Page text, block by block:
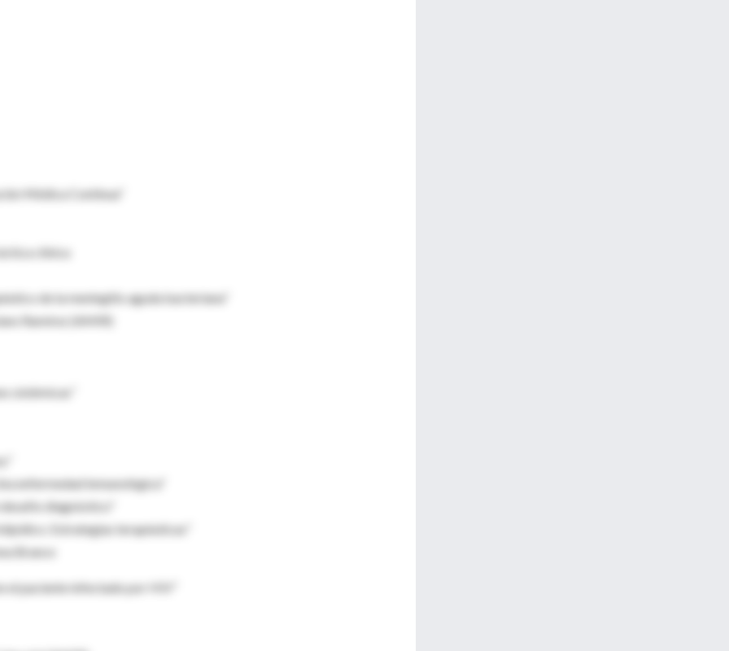
Médica Continua”
clínica
de la meningitis aguda bacteriana”
Ramírez (AMIR)
sistémicas”
enfermedad inmunológica”
diagnóstico”
Estrategias terapéuticas”
Brance
el paciente infectado por HIV”